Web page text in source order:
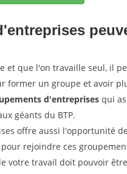
et que l'on travaille seul, il
former un groupe et avoir
d'entreprises qui
géants du BTP.
offre aussi l'opportunité
rejoindre ces
votre travail doit pouvoir